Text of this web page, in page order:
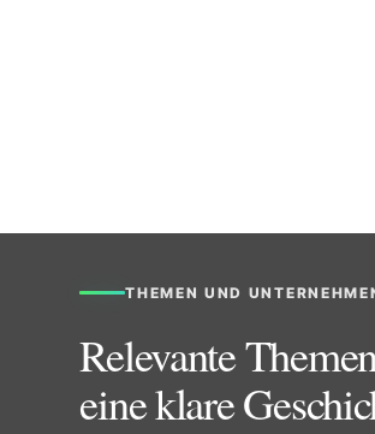
THEMEN UND
Relevante
eine klare